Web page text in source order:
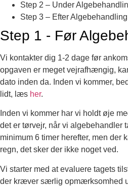
Step 2 – Under
Step 3 – Efter Algebehandling
Step 1 - Før
Vi kontakter dig 1-2 dage før
opgaven er meget vejrafhængig,
dato inden da. Inden vi kommer,
lidt, læs her.
Inden vi kommer har vi holdt øje
det er tørvejr, når vi algebehandler
minimum 6 timer herefter, men der
regn, det sker der ikke noget ved.
Vi starter med at evaluere tagets
der kræver særlig opmærksomhed